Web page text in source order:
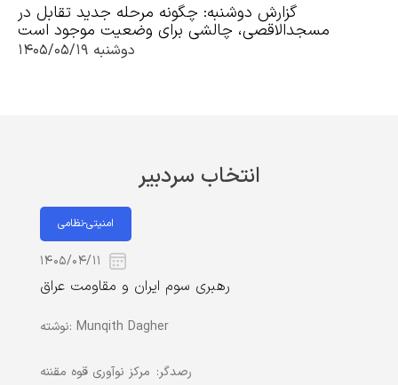
گزارش دوشنبه: چگونه مرحله جدید تقابل در
مسجدالاقصی، چالشی برای وضعیت موجود است
دوشنبه ۱۴۰۵/۰۵/۱۹
انتخاب سردبیر
امنیتی-نظامی
۱۴۰۵/۰۴/۱۱
رهبری سوم ایران و مقاومت عراق
نوشته: Munqith Dagher
رصدگر: مرکز نوآوری قوه مقننه